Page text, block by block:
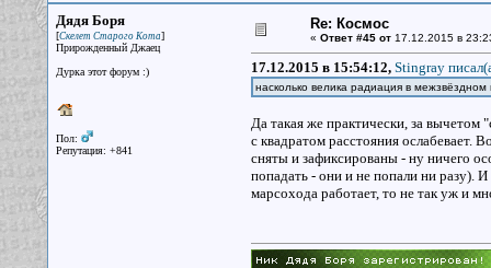
Дядя Боря
[Скелет Старого Кота]
Прирожденный Джаец
Дурка этот форум :)
Пол:
Репутация: +841
Re: Космос
« Ответ #45 от17.12.2015 в
17.12.2015 в 15:54:12, Stingray
насколько велика радиация в
Да такая же практически, за
с квадратом расстояния ослабевает.
сняты и зафиксированы - ну ничего
попадать - они и не попали ни разу).
марсохода работает, то не так уж и